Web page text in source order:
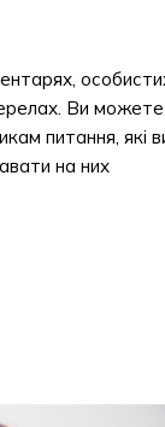
Ви можете
питання, які
на них